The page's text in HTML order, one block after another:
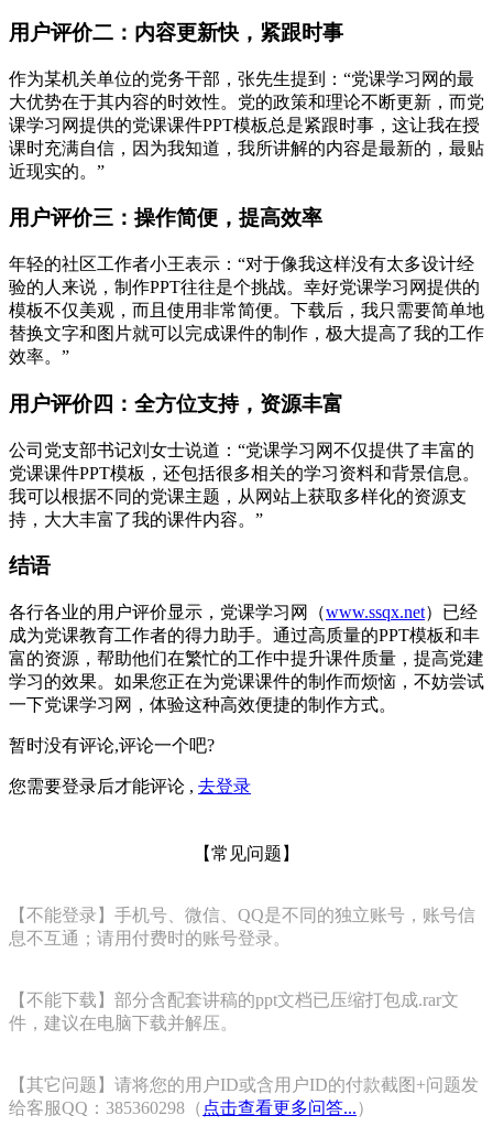
用户评价二：内容更新快，紧跟时事
作为某机关单位的党务干部，张先生提到：“党课学习网的最
大优势在于其内容的时效性。党的政策和理论不断更新，而党
课学习网提供的党课课件PPT模板总是紧跟时事，这让我在授
课时充满自信，因为我知道，我所讲解的内容是最新的，最贴
近现实的。”
用户评价三：操作简便，提高效率
年轻的社区工作者小王表示：“对于像我这样没有太多设计经
验的人来说，制作PPT往往是个挑战。幸好党课学习网提供的
模板不仅美观，而且使用非常简便。下载后，我只需要简单地
替换文字和图片就可以完成课件的制作，极大提高了我的工作
效率。”
用户评价四：全方位支持，资源丰富
公司党支部书记刘女士说道：“党课学习网不仅提供了丰富的
党课课件PPT模板，还包括很多相关的学习资料和背景信息。
我可以根据不同的党课主题，从网站上获取多样化的资源支
持，大大丰富了我的课件内容。”
结语
各行各业的用户评价显示，党课学习网（www.ssqx.net）已经
成为党课教育工作者的得力助手。通过高质量的PPT模板和丰
富的资源，帮助他们在繁忙的工作中提升课件质量，提高党建
学习的效果。如果您正在为党课课件的制作而烦恼，不妨尝试
一下党课学习网，体验这种高效便捷的制作方式。
暂时没有评论,评论一个吧?
您需要登录后才能评论 , 去登录
【常见问题】
【不能登录】手机号、微信、QQ是不同的独立账号，账号信
息不互通；请用付费时的账号登录。
【不能下载】部分含配套讲稿的ppt文档已压缩打包成.rar文
件，建议在电脑下载并解压。
【其它问题】请将您的用户ID或含用户ID的付款截图+问题发
给客服QQ：385360298（ 点击查看更多问答...）